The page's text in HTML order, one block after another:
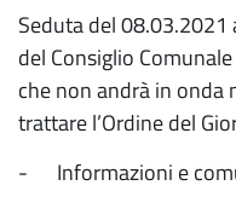
Seduta del
del Consiglio
che non andrà in onda
trattare l’Ordine del
- Informazioni e